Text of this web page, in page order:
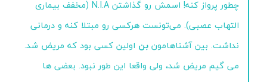
چطور پرواز کنه! اسمش رو گذاشتن N.I.A (مخفف بیماری
التهاب عصبی). می‌تونست هرکسی رو مبتلا کنه و درمانی
نداشت. بین آشناهامون بن اولین کسی بود که مریض شد.
می گیم مریض شد، ولی واقعا این طور نبود. بعضی ها